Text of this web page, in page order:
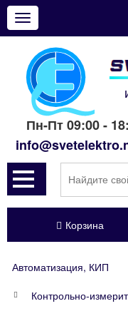
Показать
меню
Пн-Пт 09:00 -
Корзина
Автоматизация, КИП
Контрольно-